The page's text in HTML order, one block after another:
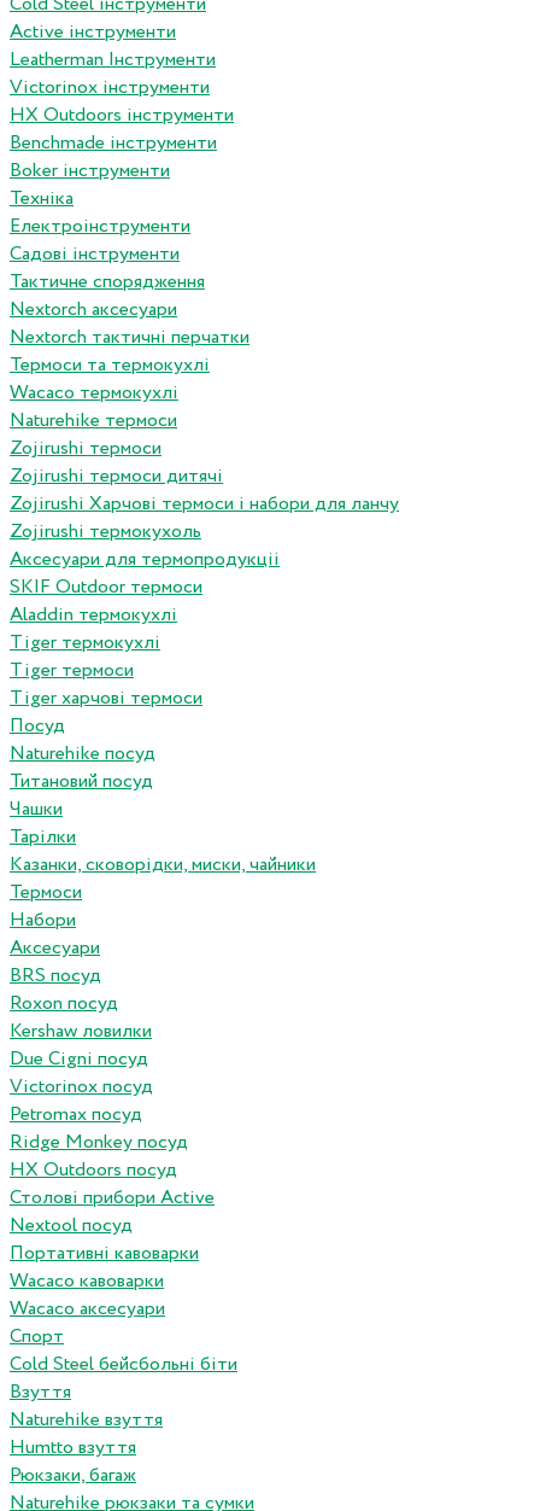
Active інструменти
Leatherman Інструменти
Victorinox інструменти
HX Outdoors інструменти
Benchmade інструменти
Boker інструменти
Техніка
Електроінструменти
Садові інструменти
Тактичне спорядження
Nextorch аксесуари
Nextorch тактичні перчатки
Термоси та термокухлі
Wacaco термокухлі
Naturehike термоси
Zojirushi термоси
Zojirushi термоси дитячі
Zojirushi Харчові термоси і набори для ланчу
Zojirushi термокухоль
Аксесуари для термопродукціі
SKIF Outdoor термоси
Aladdin термокухлі
Tiger термокухлі
Tiger термоси
Tiger харчові термоси
Посуд
Naturehike посуд
Титановий посуд
Чашки
Тарілки
Казанки, сковорідки, миски, чайники
Термоси
Набори
Аксесуари
BRS посуд
Roxon посуд
Kershaw ловилки
Due Cigni посуд
Victorinox посуд
Petromax посуд
Ridge Monkey посуд
HX Outdoors посуд
Столові прибори Active
Nextool посуд
Портативні кавоварки
Wacaco кавоварки
Wacaco аксесуари
Спорт
Cold Steel бейсбольні біти
Взуття
Naturehike взуття
Humtto взуття
Рюкзаки, багаж
Naturehike рюкзаки та сумки